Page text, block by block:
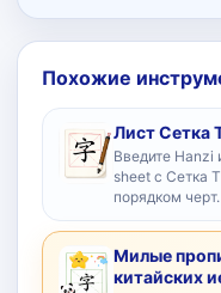
Похожие
Лист Сетка
Введите Hanzi
sheet с Сетка
порядком черт.
Милые
китайских